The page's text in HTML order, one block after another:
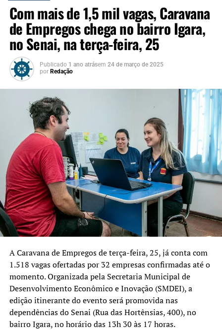
Com mais de 1,5 mil vagas, Caravana
de Empregos chega no bairro Igara,
no Senai, na terça-feira, 25
Publicado 1 ano atrásem 24 de março de 2025
por Redação
A Caravana de Empregos de terça-feira, 25, já conta com
1.518 vagas ofertadas por 32 empresas confirmadas até o
momento. Organizada pela Secretaria Municipal de
Desenvolvimento Econômico e Inovação (SMDEI), a
edição itinerante do evento será promovida nas
dependências do Senai (Rua das Hortênsias, 400), no
bairro Igara, no horário das 13h 30 às 17 horas.